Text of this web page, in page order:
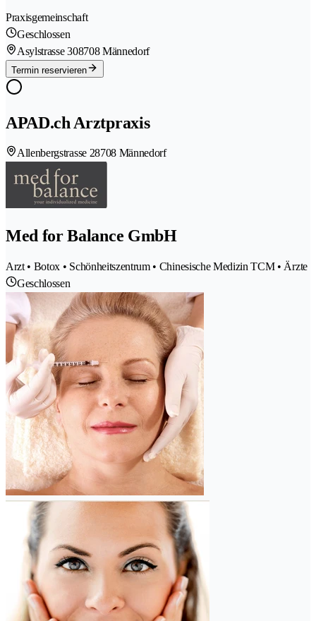
Praxisgemeinschaft
Geschlossen
Asylstrasse 308708 Männedorf
Termin reservieren
APAD.ch Arztpraxis
Allenbergstrasse 28708 Männedorf
Med for Balance GmbH
Arzt • Botox • Schönheitszentrum • Chinesische Medizin TCM • Ärzte
Geschlossen